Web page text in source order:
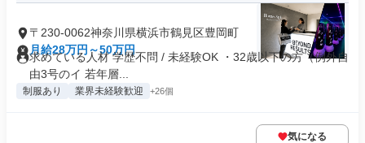
〒230-0062神奈川県横浜市鶴見区豊岡町
月給28万円～50万円
求めている人材 学歴不問 / 未経験OK ・32歳以下の方（例外自
由3号のイ 若年層...
制服あり 業界未経験歓迎 +26個
気になる